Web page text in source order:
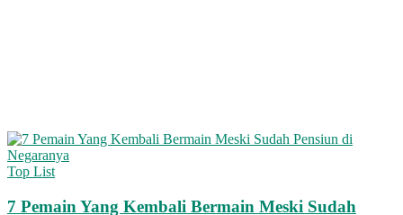
Top List
7 Pemain Yang Kembali Bermain Meski Sudah